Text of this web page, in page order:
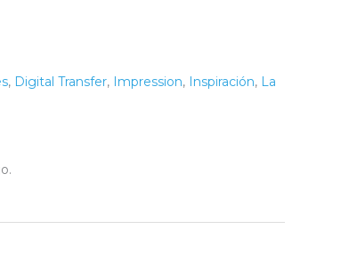
, Digital Transfer, Impression, Inspiración, La